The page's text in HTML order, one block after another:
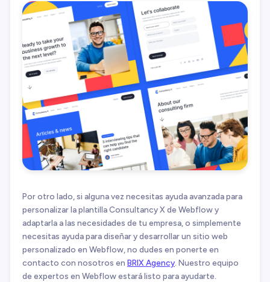
Por otro lado, si alguna vez necesitas ayuda avanzada para
personalizar la plantilla Consultancy X de Webflow y
adaptarla a las necesidades de tu empresa, o simplemente
necesitas ayuda para diseñar y desarrollar un sitio web
personalizado en Webflow, no dudes en ponerte en
contacto con nosotros en BRIX Agency. Nuestro equipo
de expertos en Webflow estará listo para ayudarte.